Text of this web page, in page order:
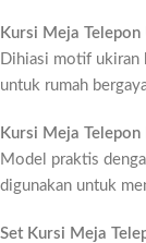
Kursi Meja
Dihiasi motif ukiran
untuk rumah
Kursi Meja Telepon
Model praktis
digunakan untuk
Set Kursi Meja